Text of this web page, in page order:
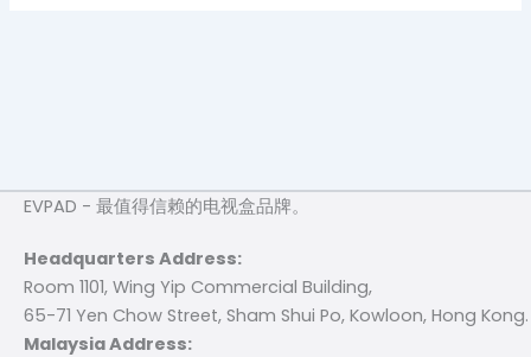
EVPAD - 最值得信赖的电视盒品牌。
Headquarters Address:
Room 1101, Wing Yip Commercial Building,
65-71 Yen Chow Street, Sham Shui Po, Kowloon, Hong Kong.
Malaysia Address: